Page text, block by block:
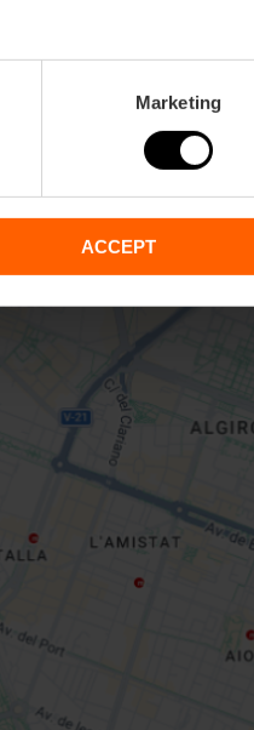
Marketing
ACCEPT